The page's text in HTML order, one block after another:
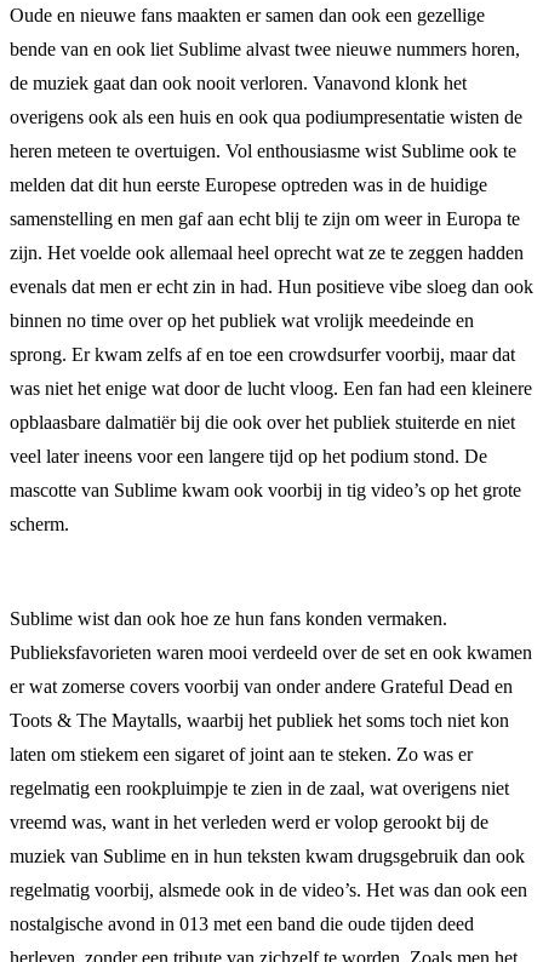
Oude en nieuwe fans maakten er samen dan ook een gezellige
bende van en ook liet Sublime alvast twee nieuwe nummers horen,
de muziek gaat dan ook nooit verloren. Vanavond klonk het
overigens ook als een huis en ook qua podiumpresentatie wisten de
heren meteen te overtuigen. Vol enthousiasme wist Sublime ook te
melden dat dit hun eerste Europese optreden was in de huidige
samenstelling en men gaf aan echt blij te zijn om weer in Europa te
zijn. Het voelde ook allemaal heel oprecht wat ze te zeggen hadden
evenals dat men er echt zin in had. Hun positieve vibe sloeg dan ook
binnen no time over op het publiek wat vrolijk meedeinde en
sprong. Er kwam zelfs af en toe een crowdsurfer voorbij, maar dat
was niet het enige wat door de lucht vloog. Een fan had een kleinere
opblaasbare dalmatiër bij die ook over het publiek stuiterde en niet
veel later ineens voor een langere tijd op het podium stond. De
mascotte van Sublime kwam ook voorbij in tig video’s op het grote
scherm.
Sublime wist dan ook hoe ze hun fans konden vermaken.
Publieksfavorieten waren mooi verdeeld over de set en ook kwamen
er wat zomerse covers voorbij van onder andere Grateful Dead en
Toots & The Maytalls, waarbij het publiek het soms toch niet kon
laten om stiekem een sigaret of joint aan te steken. Zo was er
regelmatig een rookpluimpje te zien in de zaal, wat overigens niet
vreemd was, want in het verleden werd er volop gerookt bij de
muziek van Sublime en in hun teksten kwam drugsgebruik dan ook
regelmatig voorbij, alsmede ook in de video’s. Het was dan ook een
nostalgische avond in 013 met een band die oude tijden deed
herleven, zonder een tribute van zichzelf te worden. Zoals men het